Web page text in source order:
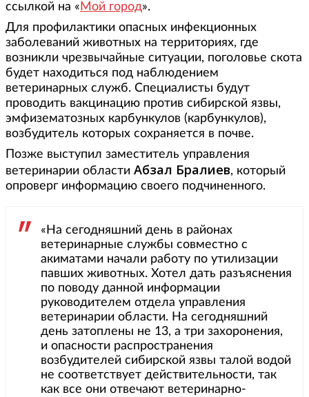
ссылкой на « Мой город».
Для профилактики опасных инфекционных
заболеваний животных на территориях, где
возникли чрезвычайные ситуации, поголовье скота
будет находиться под наблюдением
ветеринарных служб. Специалисты будут
проводить вакцинацию против сибирской язвы,
эмфизематозных карбункулов (карбункулов),
возбудитель которых сохраняется в почве.
Позже выступил заместитель управления
ветеринарии области Абзал Бралиев, который
опроверг информацию своего подчиненного.
«На сегодняшний день в районах
ветеринарные службы совместно с
акиматами начали работу по утилизации
павших животных. Хотел дать разъяснения
по поводу данной информации
руководителем отдела управления
ветеринарии области. На сегодняшний
день затоплены не 13, а три захоронения,
и опасности распространения
возбудителей сибирской язвы талой водой
не соответствует действительности, так
как все они отвечают ветеринарно-